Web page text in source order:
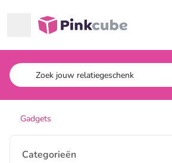
Pinkcube
Gadgets
Categorieën